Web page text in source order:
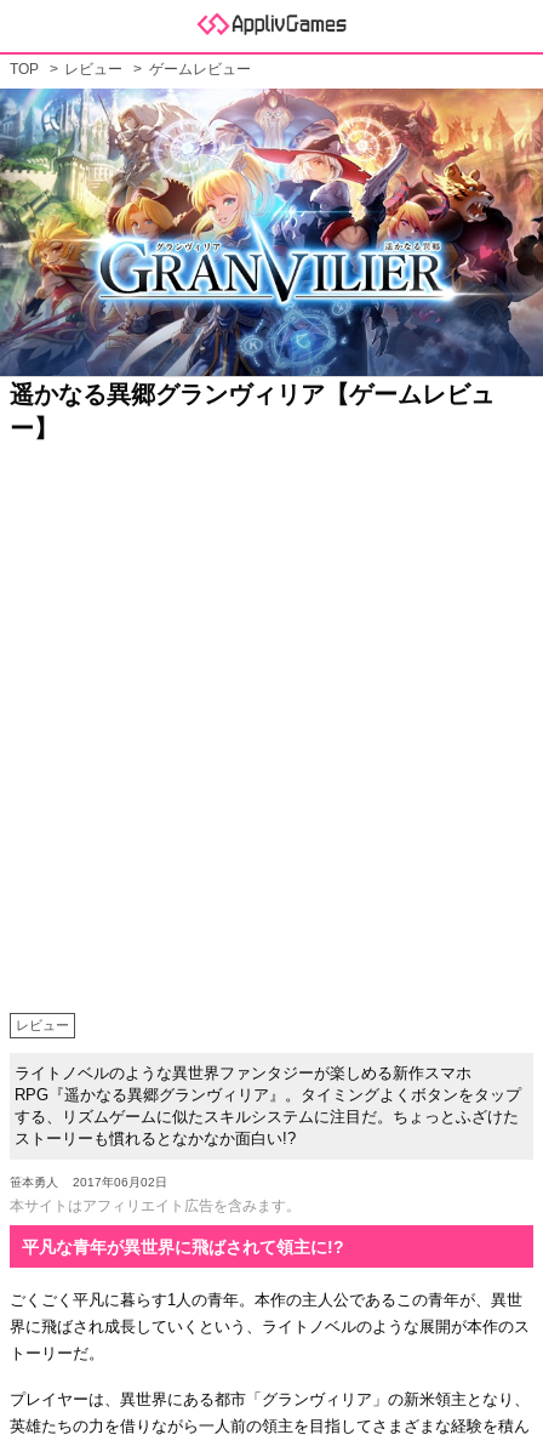
TOP レビュー ゲームレビュー
遥かなる異郷グランヴィリア【ゲームレビュ
ー】
レビュー
ライトノベルのような異世界ファンタジーが楽しめる新作スマホ
RPG『遥かなる異郷グランヴィリア』。タイミングよくボタンをタップ
する、リズムゲームに似たスキルシステムに注目だ。ちょっとふざけた
ストーリーも慣れるとなかなか面白い!?
笹本勇人 2017年06月02日
本サイトはアフィリエイト広告を含みます。
平凡な青年が異世界に飛ばされて領主に!?
ごくごく平凡に暮らす1人の青年。本作の主人公であるこの青年が、異世
界に飛ばされ成長していくという、ライトノベルのような展開が本作のス
トーリーだ。
プレイヤーは、異世界にある都市「グランヴィリア」の新米領主となり、
英雄たちの力を借りながら一人前の領主を目指してさまざまな経験を積ん